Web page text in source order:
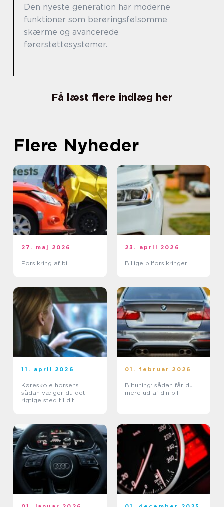
Den nyeste generation har moderne
funktioner som berøringsfølsomme
skærme og avancerede
førerstøttesystemer.
Få læst flere indlæg her
Flere Nyheder
27. maj 2026
Forsikring af bil
23. april 2026
Billige bilforsikringer
11. april 2026
Køreskole horsens
sådan vælger du det
rigtige sted til dit
01. februar 2026
Biltuning: sådan får du
mere ud af din bil